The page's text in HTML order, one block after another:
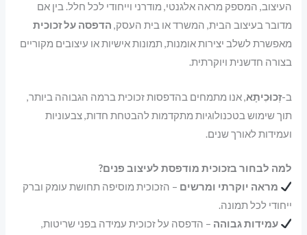
העיצוב, המספק מראה אלגנטי, מודרני וייחודי לכל חלל. בין אם
מדובר בעיצוב הבית, המשרד או בית העסק, הדפסה על זכוכית
מאפשרת לשלב יצירות אומנות, תמונות אישיות או עיצובים מקוריים
בצורה חדשנית ויוקרתית.
ב-זְכוּכִיתָא, אנו מתמחים בהדפסות זכוכית ברמה הגבוהה ביותר,
תוך שימוש בטכנולוגיות מתקדמות להבטחת חדות, צבעוניות
ועמידות לאורך שנים.
למה לבחור בזכוכית מודפסת לעיצוב פנים?
מראה יוקרתי ומרשים – הזכוכית מוסיפה תחושת עומק וברק
ייחודי לכל תמונה.
עמידות גבוהה – הדפסה על זכוכית עמידה בפני שריטות,